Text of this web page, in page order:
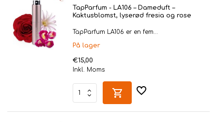
TapParfum - LA106 – Dameduft –
Kaktusblomst, lyserød fresia og rose
TapParfum LA106 er en fem...
På lager
€15,00
Inkl. Moms